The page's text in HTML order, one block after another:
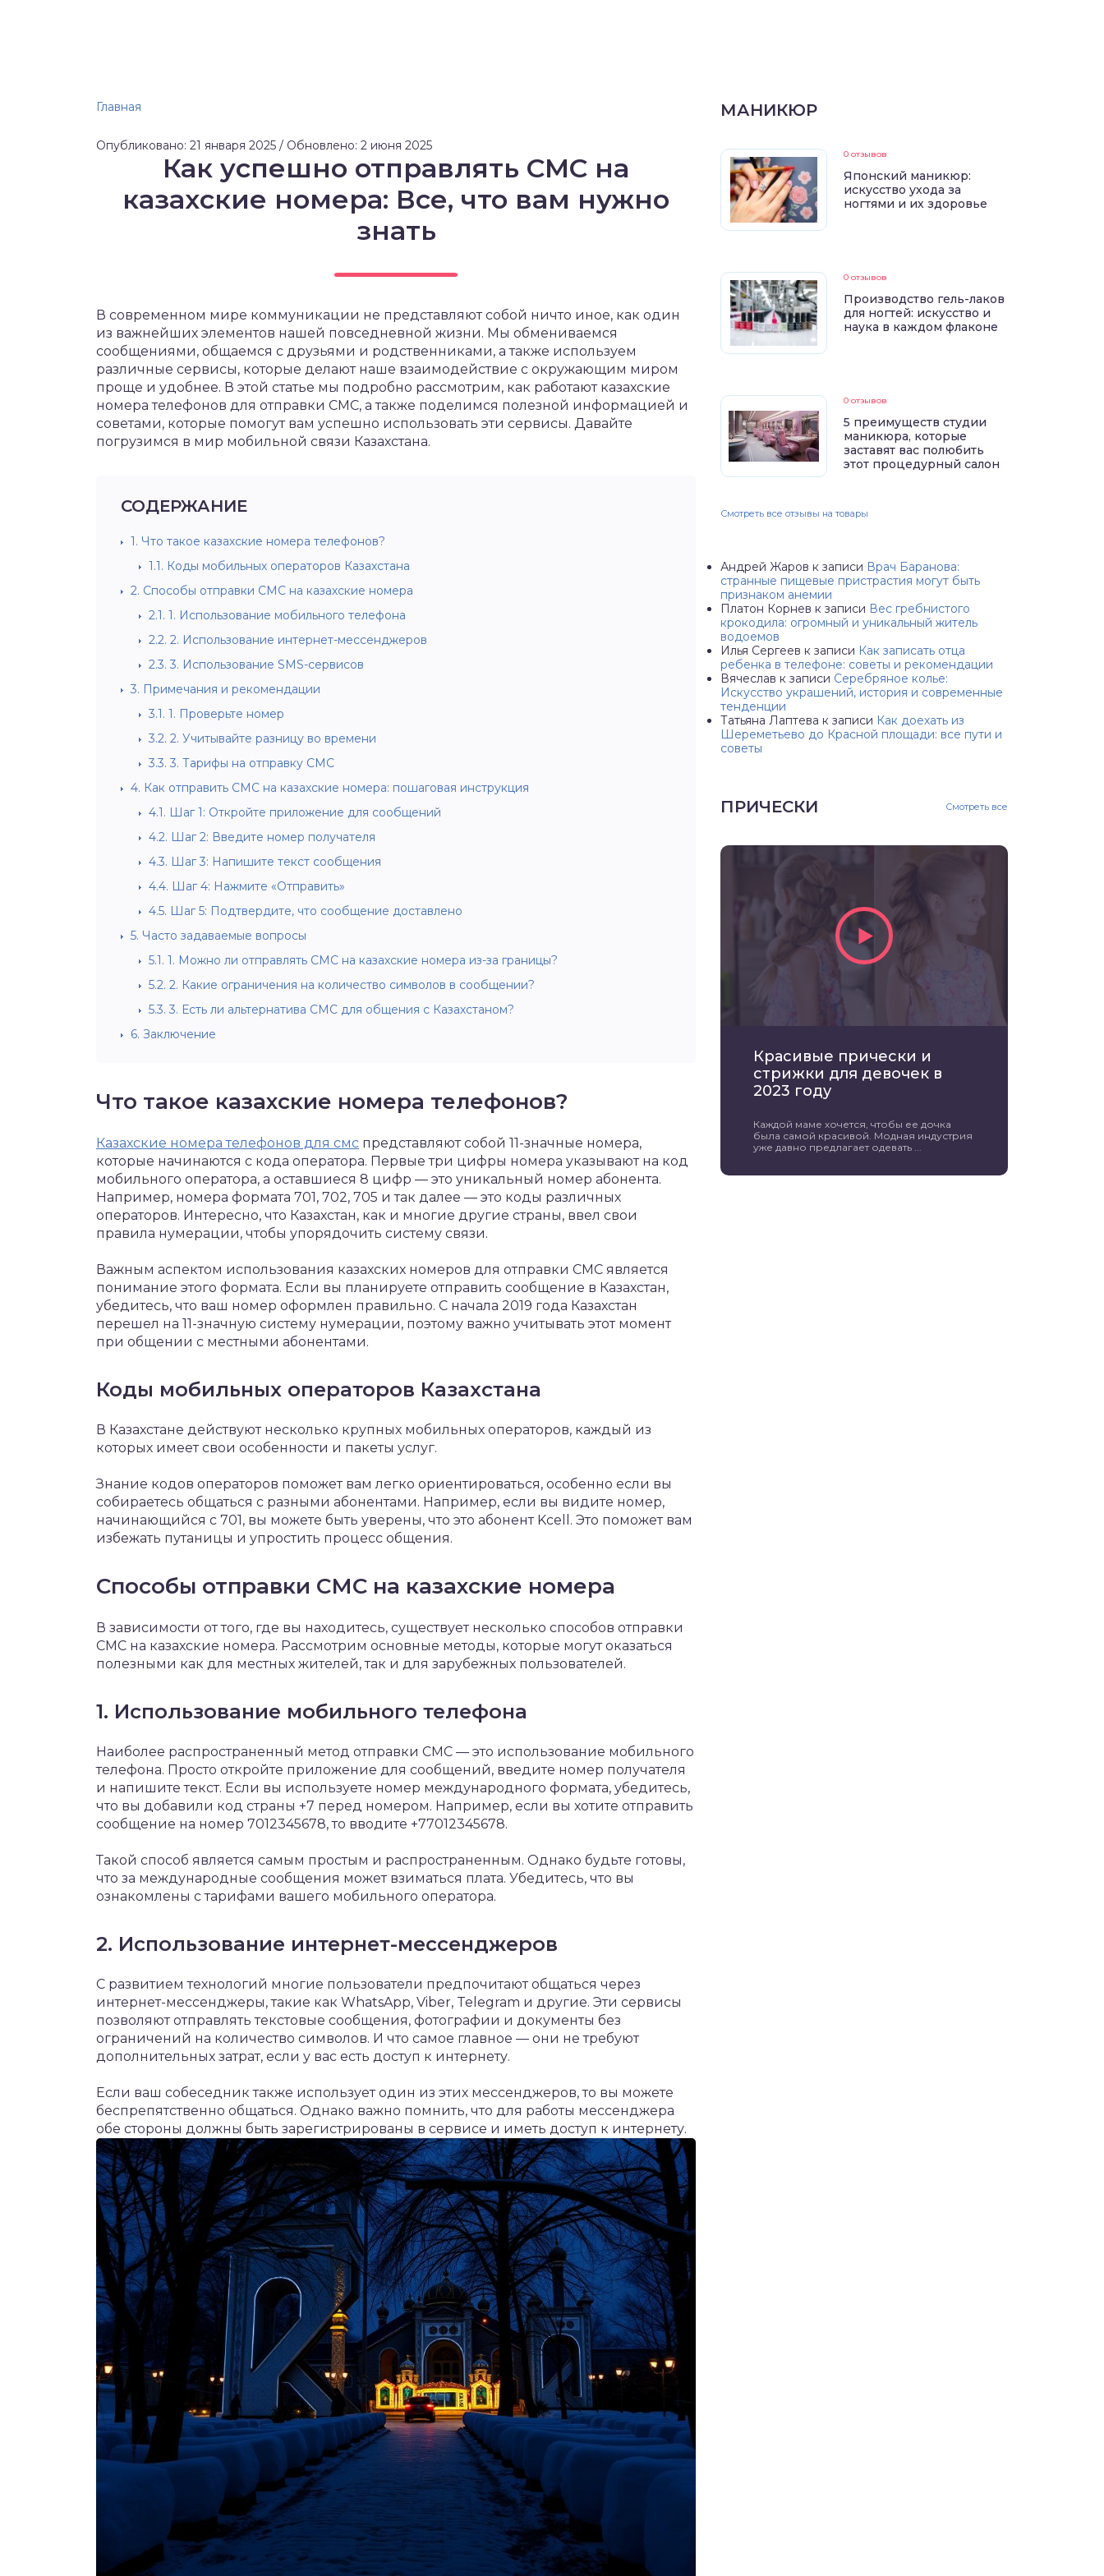
Главная
Опубликовано: 21 января 2025 / Обновлено: 2 июня 2025
Как успешно отправлять СМС на
казахские номера: Все, что вам нужно
знать
В современном мире коммуникации не представляют собой ничто иное, как один
из важнейших элементов нашей повседневной жизни. Мы обмениваемся
сообщениями, общаемся с друзьями и родственниками, а также используем
различные сервисы, которые делают наше взаимодействие с окружающим миром
проще и удобнее. В этой статье мы подробно рассмотрим, как работают казахские
номера телефонов для отправки СМС, а также поделимся полезной информацией и
советами, которые помогут вам успешно использовать эти сервисы. Давайте
погрузимся в мир мобильной связи Казахстана.
СОДЕРЖАНИЕ
1. Что такое казахские номера телефонов?
1.1. Коды мобильных операторов Казахстана
2. Способы отправки СМС на казахские номера
2.1. 1. Использование мобильного телефона
2.2. 2. Использование интернет-мессенджеров
2.3. 3. Использование SMS-сервисов
3. Примечания и рекомендации
3.1. 1. Проверьте номер
3.2. 2. Учитывайте разницу во времени
3.3. 3. Тарифы на отправку СМС
4. Как отправить СМС на казахские номера: пошаговая инструкция
4.1. Шаг 1: Откройте приложение для сообщений
4.2. Шаг 2: Введите номер получателя
4.3. Шаг 3: Напишите текст сообщения
4.4. Шаг 4: Нажмите «Отправить»
4.5. Шаг 5: Подтвердите, что сообщение доставлено
5. Часто задаваемые вопросы
5.1. 1. Можно ли отправлять СМС на казахские номера из-за границы?
5.2. 2. Какие ограничения на количество символов в сообщении?
5.3. 3. Есть ли альтернатива СМС для общения с Казахстаном?
6. Заключение
Что такое казахские номера телефонов?
Казахские номера телефонов для смс представляют собой 11-значные номера,
которые начинаются с кода оператора. Первые три цифры номера указывают на код
мобильного оператора, а оставшиеся 8 цифр — это уникальный номер абонента.
Например, номера формата 701, 702, 705 и так далее — это коды различных
операторов. Интересно, что Казахстан, как и многие другие страны, ввел свои
правила нумерации, чтобы упорядочить систему связи.
Важным аспектом использования казахских номеров для отправки СМС является
понимание этого формата. Если вы планируете отправить сообщение в Казахстан,
убедитесь, что ваш номер оформлен правильно. С начала 2019 года Казахстан
перешел на 11-значную систему нумерации, поэтому важно учитывать этот момент
при общении с местными абонентами.
Коды мобильных операторов Казахстана
В Казахстане действуют несколько крупных мобильных операторов, каждый из
которых имеет свои особенности и пакеты услуг.
Знание кодов операторов поможет вам легко ориентироваться, особенно если вы
собираетесь общаться с разными абонентами. Например, если вы видите номер,
начинающийся с 701, вы можете быть уверены, что это абонент Kcell. Это поможет вам
избежать путаницы и упростить процесс общения.
Способы отправки СМС на казахские номера
В зависимости от того, где вы находитесь, существует несколько способов отправки
СМС на казахские номера. Рассмотрим основные методы, которые могут оказаться
полезными как для местных жителей, так и для зарубежных пользователей.
1. Использование мобильного телефона
Наиболее распространенный метод отправки СМС — это использование мобильного
телефона. Просто откройте приложение для сообщений, введите номер получателя
и напишите текст. Если вы используете номер международного формата, убедитесь,
что вы добавили код страны +7 перед номером. Например, если вы хотите отправить
сообщение на номер 7012345678, то вводите +77012345678.
Такой способ является самым простым и распространенным. Однако будьте готовы,
что за международные сообщения может взиматься плата. Убедитесь, что вы
ознакомлены с тарифами вашего мобильного оператора.
2. Использование интернет-мессенджеров
С развитием технологий многие пользователи предпочитают общаться через
интернет-мессенджеры, такие как WhatsApp, Viber, Telegram и другие. Эти сервисы
позволяют отправлять текстовые сообщения, фотографии и документы без
ограничений на количество символов. И что самое главное — они не требуют
дополнительных затрат, если у вас есть доступ к интернету.
Если ваш собеседник также использует один из этих мессенджеров, то вы можете
беспрепятственно общаться. Однако важно помнить, что для работы мессенджера
обе стороны должны быть зарегистрированы в сервисе и иметь доступ к интернету.
МАНИКЮР
0 отзывов
Японский маникюр:
искусство ухода за
ногтями и их здоровье
0 отзывов
Производство гель-лаков
для ногтей: искусство и
наука в каждом флаконе
0 отзывов
5 преимуществ студии
маникюра, которые
заставят вас полюбить
этот процедурный салон
Смотреть все отзывы на товары
Андрей Жаров к записи Врач Баранова:
странные пищевые пристрастия могут быть
признаком анемии
Платон Корнев к записи Вес гребнистого
крокодила: огромный и уникальный житель
водоемов
Илья Сергеев к записи Как записать отца
ребенка в телефоне: советы и рекомендации
Вячеслав к записи Серебряное колье:
Искусство украшений, история и современные
тенденции
Татьяна Лаптева к записи Как доехать из
Шереметьево до Красной площади: все пути и
советы
ПРИЧЕСКИ Смотреть все
Красивые прически и
стрижки для девочек в
2023 году
Каждой маме хочется, чтобы ее дочка
была самой красивой. Модная индустрия
уже давно предлагает одевать ...